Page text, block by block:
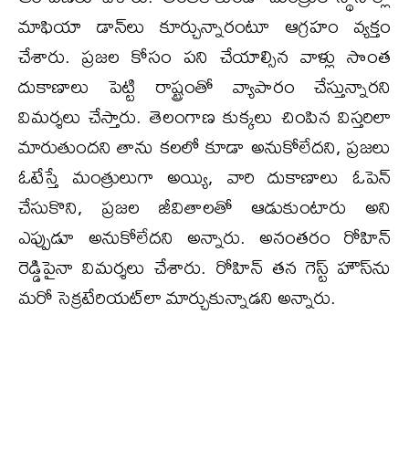
మాఫియా డాన్‌లు కూర్చున్నారంటూ ఆగ్రహం వ్యక్తం
చేశారు. ప్రజల కోసం పని చేయాల్సిన వాళ్లు సొంత
దుకాణాలు పెట్టి రాష్ట్రంతో వ్యాపారం చేస్తున్నారని
విమర్శలు చేస్తారు. తెలంగాణ కుక్కలు చింపిన విస్తరిలా
మారుతుందని తాను కలలో కూడా అనుకోలేదని, ప్రజలు
ఓటేస్తే మంత్రులుగా అయ్యి, వారి దుకాణాలు ఓపెన్
చేసుకొని, ప్రజల జీవితాలతో ఆడుకుంటారు అని
ఎప్పుడూ అనుకోలేదని అన్నారు. అనంతరం రోహిన్
రెడ్డిపైనా విమర్శలు చేశారు. రోహిన్ తన గెస్ట్ హౌస్‌ను
మరో సెక్రటేరియట్‌లా మార్చుకున్నాడని అన్నారు.